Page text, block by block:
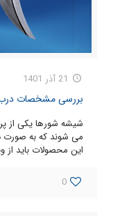
21 آذر 1401
بررسی مشخصات
شیشه شورها یکی از
می شوند که به صورت
این محصولات باید از
0